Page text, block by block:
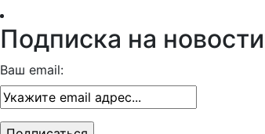
Подписка на
Ваш email: